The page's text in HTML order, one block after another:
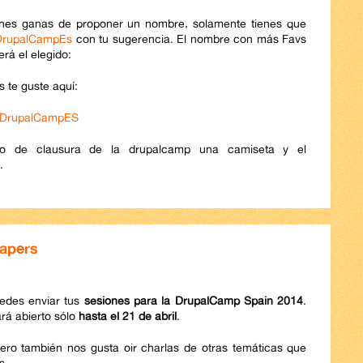
ganas de proponer un nombre, solamente tienes que
con tu sugerencia. El nombre con más Favs
el elegido:
te guste aquí:
de clausura de la drupalcamp una camiseta y el
enviar tus sesiones para la DrupalCamp Spain 2014.
abierto sólo hasta el 21 de abril.
también nos gusta oir charlas de otras temáticas que